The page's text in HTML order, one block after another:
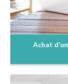
Achat